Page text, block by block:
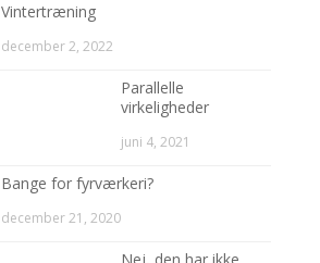
Vintertræning
december 2, 2022
Parallelle
virkeligheder
juni 4, 2021
Bange for fyrværkeri?
december 21, 2020